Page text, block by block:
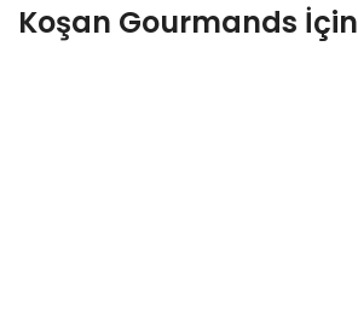
Koşan Gourmands İçin